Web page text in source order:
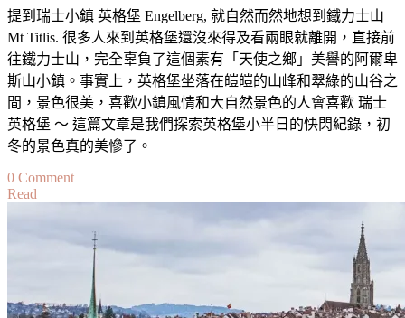
較
提到瑞士小鎮 英格堡 Engelberg, 就自然而然地想到鐵力士山
Mt Titlis. 很多人來到英格堡還沒來得及看兩眼就離開，直接前
往鐵力士山，完全辜負了這個素有「天使之鄉」美譽的阿爾卑
斯山小鎮。事實上，英格堡坐落在皚皚的山峰和翠綠的山谷之
間，景色很美，喜歡小鎮風情和大自然景色的人會喜歡 瑞士
英格堡 ～ 這篇文章是我們探索英格堡小半日的快閃紀錄，初
冬的景色真的美慘了。
0 Commenton
小
Read